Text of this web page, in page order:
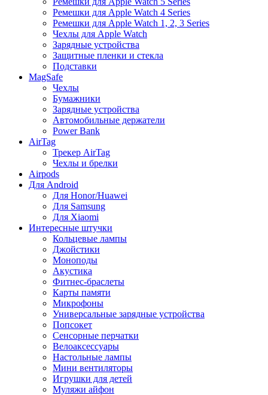
Ремешки для Apple Watch 4 Series
Ремешки для Apple Watch 1, 2, 3 Series
Чехлы для Apple Watch
Зарядные устройства
Защитные пленки и стекла
Подставки
MagSafe
Чехлы
Бумажники
Зарядные устройства
Автомобильные держатели
Power Bank
AirTag
Трекер AirTag
Чехлы и брелки
Airpods
Для Android
Для Honor/Huawei
Для Samsung
Для Xiaomi
Интересные штучки
Кольцевые лампы
Джойстики
Моноподы
Акустика
Фитнес-браслеты
Карты памяти
Микрофоны
Универсальные зарядные устройства
Попсокет
Сенсорные перчатки
Велоаксессуары
Настольные лампы
Мини вентиляторы
Игрушки для детей
Муляжи айфон